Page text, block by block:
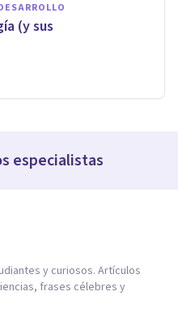
(y sus
especialistas
y curiosos. Artículos
frases célebres y